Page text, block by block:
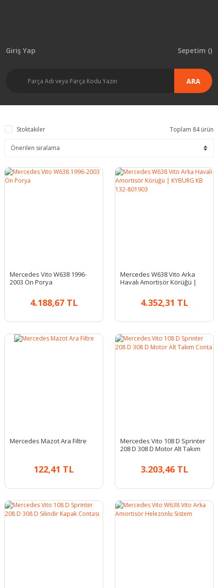
ARA
Giriş Yap Sepetim ()
Stoktakiler Toplam 84 ürün
Mercedes Vito W638 1996-
2003 Ön Porya
4.188,67 TL
Mercedes W638 Vito Arka
Havalı Amortisör Körüğü |
4.352,31 TL
Mercedes Mazot Ara Filtre
122,41 TL
Mercedes Vito 108 D Sprinter
208 D 308 D Motor Alt Takım
3.203,46 TL